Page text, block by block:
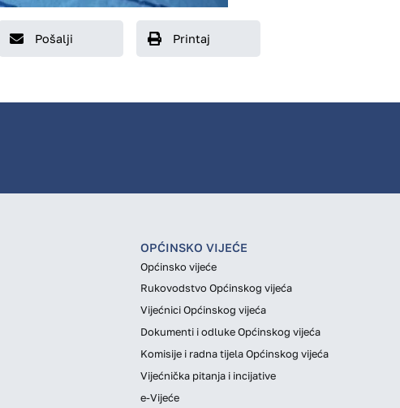
Pošalji Printaj
OPĆINSKO VIJEĆE
Općinsko vijeće
Rukovodstvo Općinskog vijeća
Vijećnici Općinskog vijeća
Dokumenti i odluke Općinskog vijeća
Komisije i radna tijela Općinskog vijeća
Vijećnička pitanja i incijative
e-Vijeće